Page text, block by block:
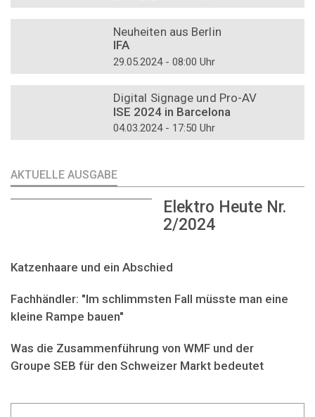
Neuheiten aus Berlin
IFA
29.05.2024 - 08:00 Uhr
Digital Signage und Pro-AV
ISE 2024 in Barcelona
04.03.2024 - 17:50 Uhr
AKTUELLE AUSGABE
Elektro Heute Nr.
2/2024
Katzenhaare und ein Abschied
Fachhändler: "Im schlimmsten Fall müsste man eine
kleine Rampe bauen"
Was die Zusammenführung von WMF und der
Groupe SEB für den Schweizer Markt bedeutet